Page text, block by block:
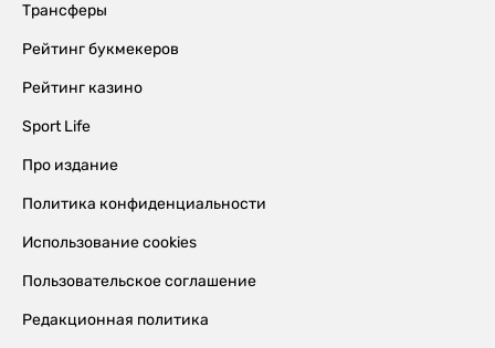
Трансферы
Рейтинг букмекеров
Рейтинг казино
Sport Life
Про издание
Политика конфиденциальности
Использование cookies
Пользовательское соглашение
Редакционная политика